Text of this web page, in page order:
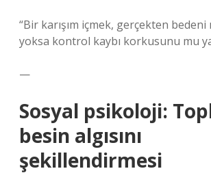
“Bir karışım içmek, gerçekten
yoksa kontrol kaybı korkusunu mu
—
Sosyal psikoloji:
besin algısını
şekillendirmesi